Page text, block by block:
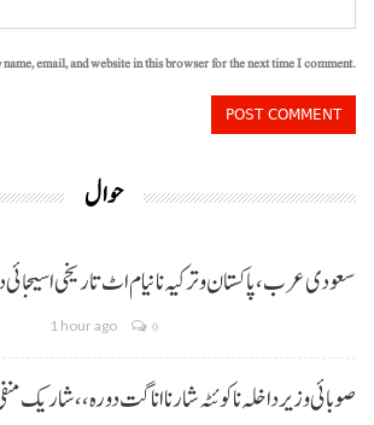
name, email, and website in this browser for the next time I comment.
حوال
سعودی عرب، پاکستان و ترکیہ نا نیام اٹ تاریخی
1 hour ago 0
صوبائی وزیر داخلہ نا کوئٹہ شار نا اناگت دورہ،، شاریک